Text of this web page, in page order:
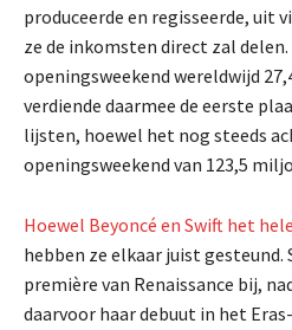
produceerde en regisseerde, uit
ze de inkomsten direct zal
openingsweekend wereldwijd
verdiende daarmee de eerste
lijsten, hoewel het nog steeds
openingsweekend van 123,5
Hoewel Beyoncé en Swift het
hebben ze elkaar juist gesteund.
première van Renaissance bij,
daarvoor haar debuut in het